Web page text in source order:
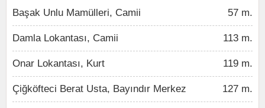
Başak Unlu Mamülleri, Camii 57 m.
Damla Lokantası, Camii 113 m.
Onar Lokantası, Kurt 119 m.
Çiğköfteci Berat Usta, Bayındır Merkez 127 m.